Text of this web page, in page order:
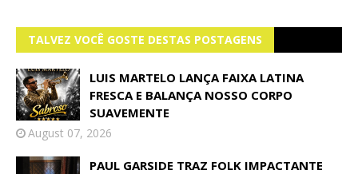
TALVEZ VOCÊ GOSTE DESTAS POSTAGENS
LUIS MARTELO LANÇA FAIXA LATINA
FRESCA E BALANÇA NOSSO CORPO
SUAVEMENTE
August 07, 2026
PAUL GARSIDE TRAZ FOLK IMPACTANTE